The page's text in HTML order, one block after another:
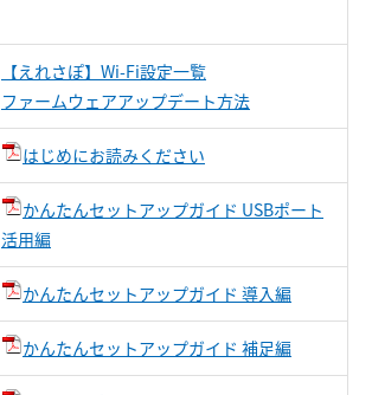
【えれさぽ】Wi-Fi設定一覧
ファームウェアアップデート方法
はじめにお読みください
かんたんセットアップガイド USBポート
活用編
かんたんセットアップガイド 導入編
かんたんセットアップガイド 補足編